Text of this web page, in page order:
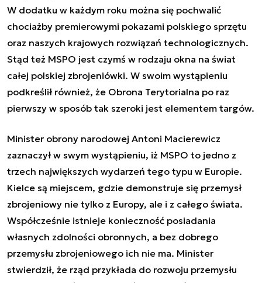
W dodatku w każdym roku można się pochwalić
chociażby premierowymi pokazami polskiego sprzętu
oraz naszych krajowych rozwiązań technologicznych.
Stąd też MSPO jest czymś w rodzaju okna na świat
całej polskiej zbrojeniówki. W swoim wystąpieniu
podkreślił również, że Obrona Terytorialna po raz
pierwszy w sposób tak szeroki jest elementem targów.
Minister obrony narodowej Antoni Macierewicz
zaznaczył w swym wystąpieniu, iż MSPO to jedno z
trzech największych wydarzeń tego typu w Europie.
Kielce są miejscem, gdzie demonstruje się przemysł
zbrojeniowy nie tylko z Europy, ale i z całego świata.
Współcześnie istnieje konieczność posiadania
własnych zdolności obronnych, a bez dobrego
przemysłu zbrojeniowego ich nie ma. Minister
stwierdził, że rząd przykłada do rozwoju przemysłu